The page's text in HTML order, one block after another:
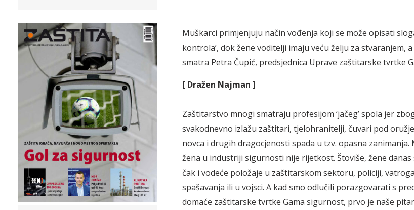
Muškarci primjenjuju način vođenja koji se može opisati
kontrola’, dok žene voditelji imaju veću želju za stvaranjem,
smatra Petra Čupić, predsjednica Uprave zaštitarske tvrtke
[ Dražen Najman ]
Zaštitarstvo mnogi smatraju profesijom ‘jačeg’ spola jer
svakodnevno izlažu zaštitari, tjelohranitelji, čuvari pod
novca i drugih dragocjenosti spada u tzv. opasna
žena u industriji sigurnosti nije rijetkost. Štoviše, žene danas
čak i vodeće položaje u zaštitarskom sektoru, policiji,
spašavanja ili u vojsci. A kad smo odlučili porazgovarati s
domaće zaštitarske tvrtke Gama sigurnost, prvo je naše